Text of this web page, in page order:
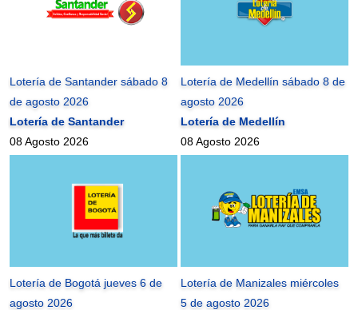
Lotería de Santander sábado 8
de agosto 2026
Lotería de Santander
08 Agosto 2026
Lotería de Medellín sábado 8 de
agosto 2026
Lotería de Medellín
08 Agosto 2026
Lotería de Bogotá jueves 6 de
agosto 2026
Lotería de Manizales miércoles
5 de agosto 2026